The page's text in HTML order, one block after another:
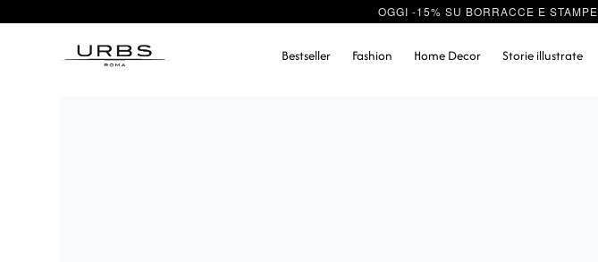
OGGI -15% SU BORRACCE E STAMPE
Bestseller Fashion Home Decor Storie illustrate